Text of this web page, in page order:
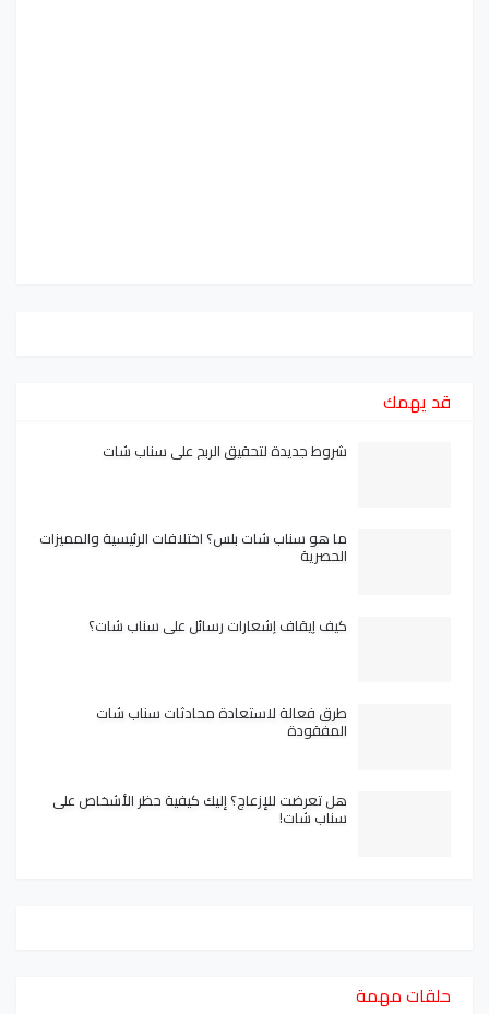
قد يهمك
شروط جديدة لتحقيق الربح على سناب شات
ما هو سناب شات بلس؟ اختلافات الرئيسية والمميزات
الحصرية
كيف إيقاف إشعارات رسائل على سناب شات؟
طرق فعالة لاستعادة محادثات سناب شات
المفقودة
هل تعرضت للإزعاج؟ إليك كيفية حظر الأشخاص على
سناب شات!
حلقات مهمة